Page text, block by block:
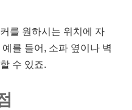
를 원하시는 위치에 자
를 들어, 소파 옆이나 벽
수 있죠.